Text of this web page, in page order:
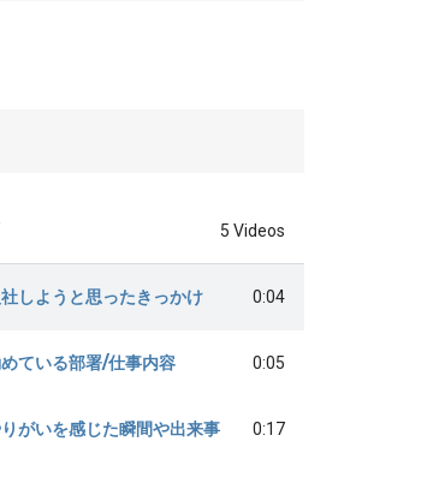
5 Videos
しようと思ったきっかけ 0:04
ている部署/仕事内容 0:05
がいを感じた瞬間や出来事 0:17